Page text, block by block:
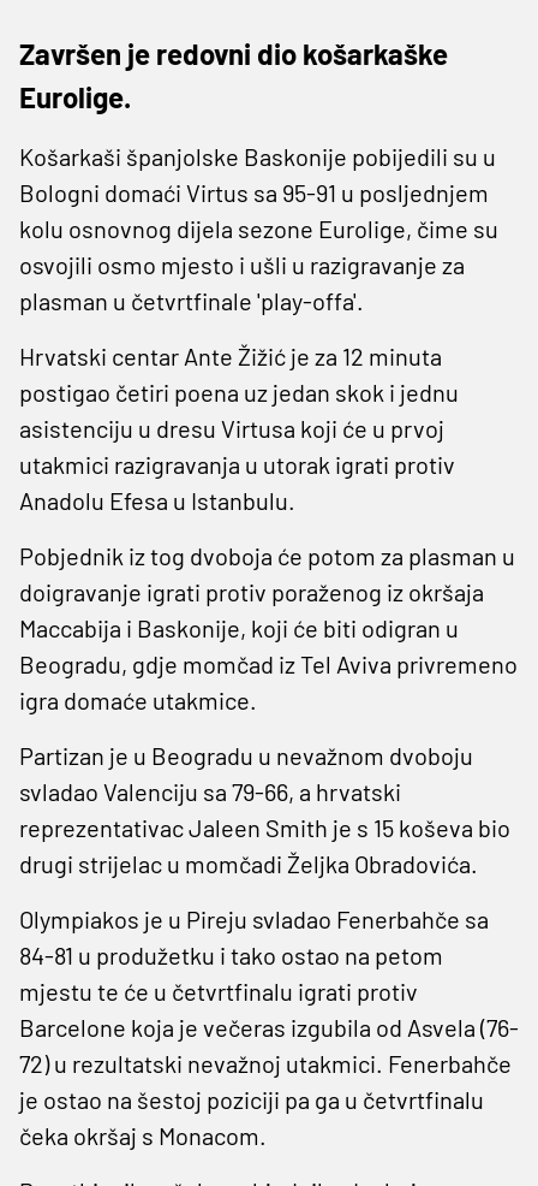
Završen je redovni dio košarkaške
Eurolige.
Košarkaši španjolske Baskonije pobijedili su u
Bologni domaći Virtus sa 95-91 u posljednjem
kolu osnovnog dijela sezone Eurolige, čime su
osvojili osmo mjesto i ušli u razigravanje za
plasman u četvrtfinale 'play-offa'.
Hrvatski centar Ante Žižić je za 12 minuta
postigao četiri poena uz jedan skok i jednu
asistenciju u dresu Virtusa koji će u prvoj
utakmici razigravanja u utorak igrati protiv
Anadolu Efesa u Istanbulu.
Pobjednik iz tog dvoboja će potom za plasman u
doigravanje igrati protiv poraženog iz okršaja
Maccabija i Baskonije, koji će biti odigran u
Beogradu, gdje momčad iz Tel Aviva privremeno
igra domaće utakmice.
Partizan je u Beogradu u nevažnom dvoboju
svladao Valenciju sa 79-66, a hrvatski
reprezentativac Jaleen Smith je s 15 koševa bio
drugi strijelac u momčadi Željka Obradovića.
Olympiakos je u Pireju svladao Fenerbahče sa
84-81 u produžetku i tako ostao na petom
mjestu te će u četvrtfinalu igrati protiv
Barcelone koja je večeras izgubila od Asvela (76-
72) u rezultatski nevažnoj utakmici. Fenerbahče
je ostao na šestoj poziciji pa ga u četvrtfinalu
čeka okršaj s Monacom.